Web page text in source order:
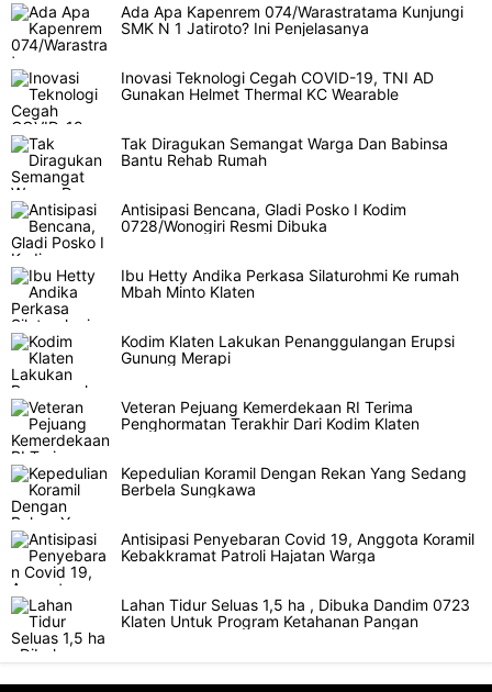
Ada Apa Kapenrem 074/Warastratama Kunjungi
SMK N 1 Jatiroto? Ini Penjelasanya
Inovasi Teknologi Cegah COVID-19, TNI AD
Gunakan Helmet Thermal KC Wearable
Tak Diragukan Semangat Warga Dan Babinsa
Bantu Rehab Rumah
Antisipasi Bencana, Gladi Posko I Kodim
0728/Wonogiri Resmi Dibuka
Ibu Hetty Andika Perkasa Silaturohmi Ke rumah
Mbah Minto Klaten
Kodim Klaten Lakukan Penanggulangan Erupsi
Gunung Merapi
Veteran Pejuang Kemerdekaan RI Terima
Penghormatan Terakhir Dari Kodim Klaten
Kepedulian Koramil Dengan Rekan Yang Sedang
Berbela Sungkawa
Antisipasi Penyebaran Covid 19, Anggota Koramil
Kebakkramat Patroli Hajatan Warga
Lahan Tidur Seluas 1,5 ha , Dibuka Dandim 0723
Klaten Untuk Program Ketahanan Pangan